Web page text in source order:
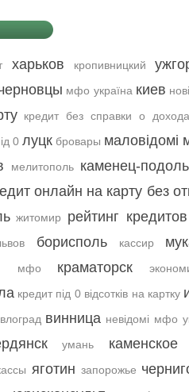
харьков кропивницкий
мфо україна киев
кредит без справки о
0 луцк бровары маловідомі
мелитополь каменец-
онлайн на карту без
житомир рейтинг кредитов
борисполь кассир
мфо краматорск
кредит під 0 відсотків на картку
винница невідомі мфо
умань каменское
яготин запорожье